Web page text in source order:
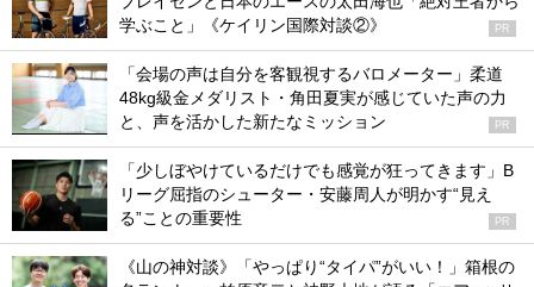
学ぶこと」《ケイリン国際対談②》
PR
「会場の声は自分を客観視するバロメーター」柔道
48kg級金メダリスト・角田夏実が感じていた声の力
と、声を活かした新たなミッション
PR
「少しぼやけているだけでも感覚が狂ってきます」B
リーグ屈指のシューター・安藤周人が明かす“見え
る”ことの重要性
PR
《山の神対談》「やっぱり“タイパ”がいい！」箱根の